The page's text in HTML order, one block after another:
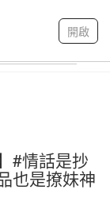
開啟
我的帳戶
#情話是抄
也是撩妹神